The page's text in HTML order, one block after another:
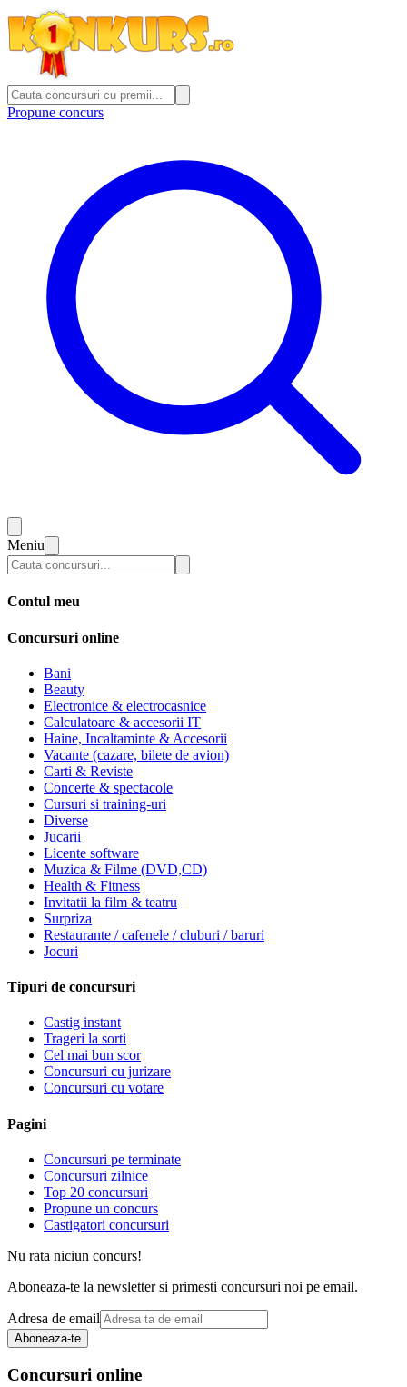
Propune concurs
Meniu
Contul meu
Concursuri online
Bani
Beauty
Electronice & electrocasnice
Calculatoare & accesorii IT
Haine, Incaltaminte & Accesorii
Vacante (cazare, bilete de avion)
Carti & Reviste
Concerte & spectacole
Cursuri si training-uri
Diverse
Jucarii
Licente software
Muzica & Filme (DVD,CD)
Health & Fitness
Invitatii la film & teatru
Surpriza
Restaurante / cafenele / cluburi / baruri
Jocuri
Tipuri de concursuri
Castig instant
Trageri la sorti
Cel mai bun scor
Concursuri cu jurizare
Concursuri cu votare
Pagini
Concursuri pe terminate
Concursuri zilnice
Top 20 concursuri
Propune un concurs
Castigatori concursuri
Nu rata niciun concurs!
Aboneaza-te la newsletter si primesti concursuri noi pe email.
Adresa de email
Aboneaza-te
Concursuri online